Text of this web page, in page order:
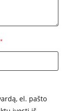
*
el. pašto